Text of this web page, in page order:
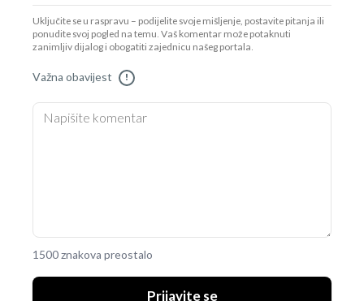
Uključite se u raspravu – podijelite svoje mišljenje, postavite pitanja ili
ponudite svoj pogled na temu. Vaš komentar može potaknuti
zanimljiv dijalog i obogatiti zajednicu našeg portala.
Važna obavijest !
1500 znakova preostalo
Prijavite se